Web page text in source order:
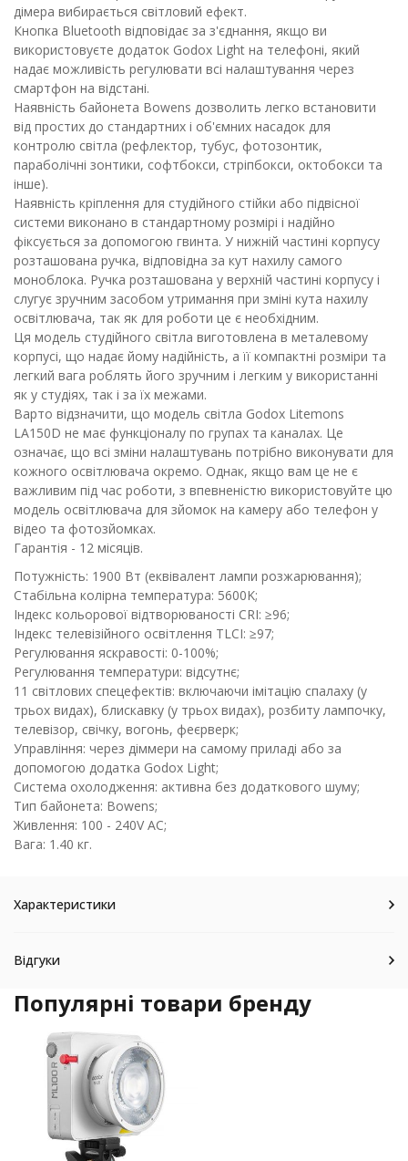
дімера вибирається світловий ефект.
Кнопка Bluetooth відповідає за з'єднання, якщо ви
використовуєте додаток Godox Light на телефоні, який
надає можливість регулювати всі налаштування через
смартфон на відстані.
Наявність байонета Bowens дозволить легко встановити
від простих до стандартних і об'ємних насадок для
контролю світла (рефлектор, тубус, фотозонтик,
параболічні зонтики, софтбокси, стріпбокси, октобокси та
інше).
Наявність кріплення для студійного стійки або підвісної
системи виконано в стандартному розмірі і надійно
фіксується за допомогою гвинта. У нижній частині корпусу
розташована ручка, відповідна за кут нахилу самого
моноблока. Ручка розташована у верхній частині корпусу і
слугує зручним засобом утримання при зміні кута нахилу
освітлювача, так як для роботи це є необхідним.
Ця модель студійного світла виготовлена в металевому
корпусі, що надає йому надійність, а її компактні розміри та
легкий вага роблять його зручним і легким у використанні
як у студіях, так і за їх межами.
Варто відзначити, що модель світла Godox Litemons
LA150D не має функціоналу по групах та каналах. Це
означає, що всі зміни налаштувань потрібно виконувати для
кожного освітлювача окремо. Однак, якщо вам це не є
важливим під час роботи, з впевненістю використовуйте цю
модель освітлювача для зйомок на камеру або телефон у
відео та фотозйомках.
Гарантія - 12 місяців.
Потужність: 1900 Вт (еквівалент лампи розжарювання);
Стабільна колірна температура: 5600K;
Індекс кольорової відтворюваності CRI: ≥96;
Індекс телевізійного освітлення TLCI: ≥97;
Регулювання яскравості: 0-100%;
Регулювання температури: відсутнє;
11 світлових спецефектів: включаючи імітацію спалаху (у
трьох видах), блискавку (у трьох видах), розбиту лампочку,
телевізор, свічку, вогонь, феєрверк;
Управління: через діммери на самому приладі або за
допомогою додатка Godox Light;
Система охолодження: активна без додаткового шуму;
Тип байонета: Bowens;
Живлення: 100 - 240V AC;
Вага: 1.40 кг.
Характеристики
Відгуки
Популярні товари бренду